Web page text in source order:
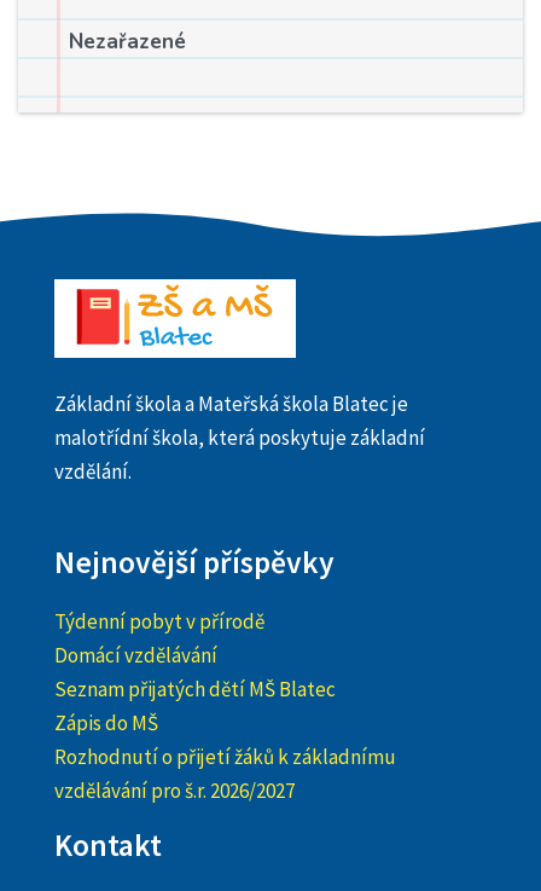
Nezařazené
Základní škola a Mateřská škola Blatec je
malotřídní škola, která poskytuje základní
vzdělání.
Nejnovější příspěvky
Týdenní pobyt v přírodě
Domácí vzdělávání
Seznam přijatých dětí MŠ Blatec
Zápis do MŠ
Rozhodnutí o přijetí žáků k základnímu
vzdělávání pro š.r. 2026/2027
Kontakt